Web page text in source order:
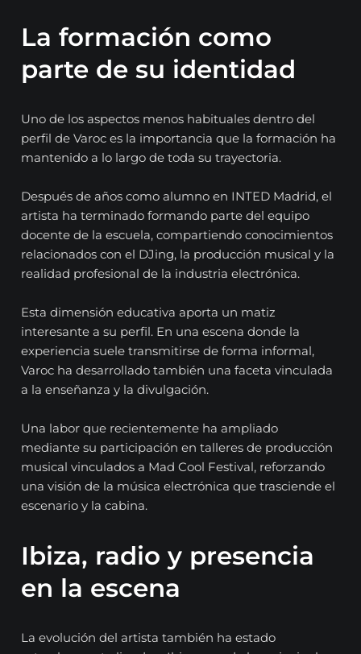
La formación como
parte de su identidad
Uno de los aspectos menos habituales dentro del
perfil de Varoc es la importancia que la formación ha
mantenido a lo largo de toda su trayectoria.
Después de años como alumno en INTED Madrid, el
artista ha terminado formando parte del equipo
docente de la escuela, compartiendo conocimientos
relacionados con el DJing, la producción musical y la
realidad profesional de la industria electrónica.
Esta dimensión educativa aporta un matiz
interesante a su perfil. En una escena donde la
experiencia suele transmitirse de forma informal,
Varoc ha desarrollado también una faceta vinculada
a la enseñanza y la divulgación.
Una labor que recientemente ha ampliado
mediante su participación en talleres de producción
musical vinculados a Mad Cool Festival, reforzando
una visión de la música electrónica que trasciende el
escenario y la cabina.
Ibiza, radio y presencia
en la escena
La evolución del artista también ha estado